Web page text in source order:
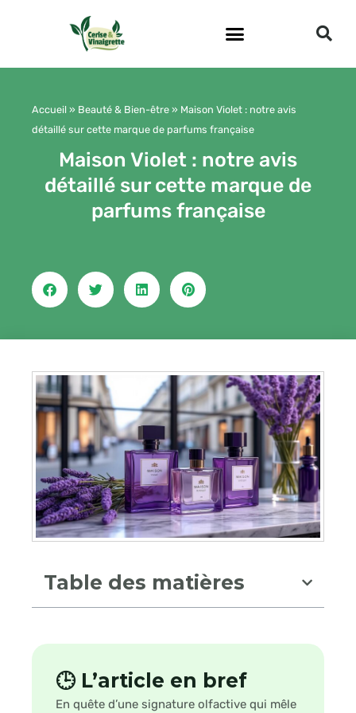
Accueil » Beauté & Bien-être » Maison Violet : notre avis
détaillé sur cette marque de parfums française
Maison Violet : notre avis
détaillé sur cette marque de
parfums française
Table des matières
🕒 L’article en bref
En quête d’une signature olfactive qui mêle